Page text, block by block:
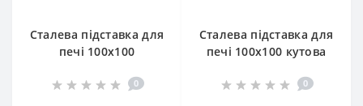
Сталева підставка для
печі 100х100
0
Сталева підставка для
печі 100х100 кутова
0